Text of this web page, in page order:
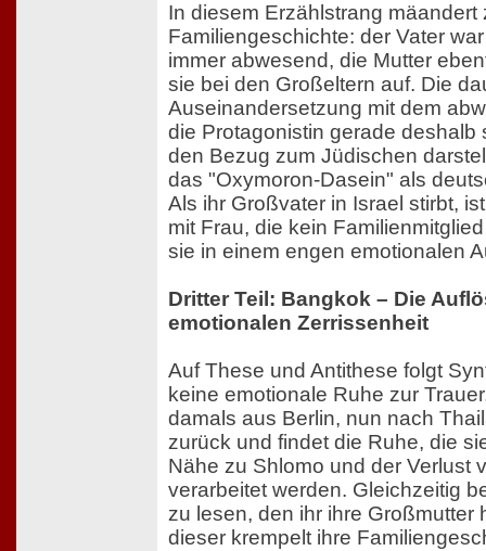
In diesem Erzählstrang mäandert
Familiengeschichte: der Vater
immer abwesend, die Mutter
sie bei den Großeltern auf. Die
Auseinandersetzung mit dem
die Protagonistin gerade deshalb
den Bezug zum Jüdischen
das "Oxymoron-Dasein" als
Als ihr Großvater in Israel stirbt,
mit Frau, die kein
sie in einem engen emotionalen
Dritter Teil: Bangkok – Die
emotionalen Zerrissenheit
Auf These und Antithese folgt
keine emotionale Ruhe zur
damals aus Berlin, nun nach
zurück und findet die Ruhe, die
Nähe zu Shlomo und der Verlust
verarbeitet werden. Gleichzeitig
zu lesen, den ihr ihre Großmutter
dieser krempelt ihre